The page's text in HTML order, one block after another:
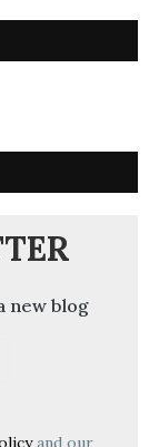
new blog
and our